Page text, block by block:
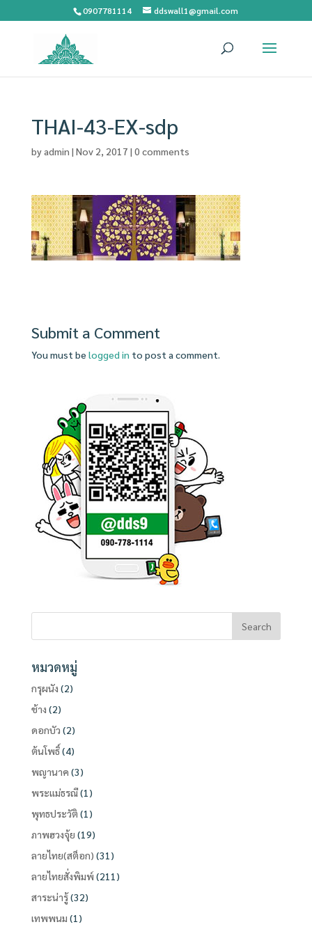
0907781114 ddswall1@gmail.com
THAI-43-EX-sdp
byadmin | Nov 2, 2017 | 0 comments
Submit a Comment
You must be logged in to post a comment.
หมวดหมู่
กรุผนัง (2)
ช้าง (2)
ดอกบัว (2)
ต้นโพธิ์(4)
พญานาค (3)
พระแม่ธรณี(1)
พุทธประวัติ (1)
ภาพฮวงจุ้ย (19)
ลายไทย(สต็อก) (31)
ลายไทยสั่งพิมพ์ (211)
สาระน่ารู้(32)
เทพพนม (1)